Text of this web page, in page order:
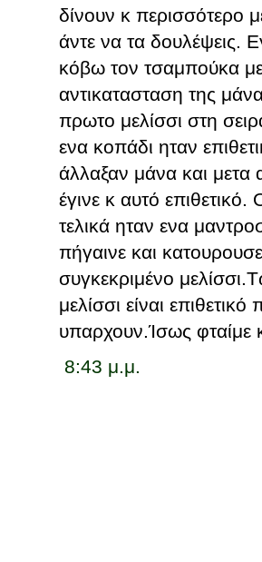
δίνουν κ περισσότερο
άντε να τα δουλέψεις.
κόβω τον τσαμπούκα
αντικατασταση της
πρωτο μελίσσι στη
ενα κοπάδι ηταν
άλλαξαν μάνα και μετα
έγινε κ αυτό επιθετικό.
τελικά ηταν ενα
πήγαινε και
συγκεκριμένο
μελίσσι είναι επιθετικό
υπαρχουν.Ίσως φταίμε
8:43 μ.μ.